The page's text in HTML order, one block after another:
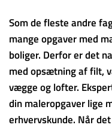
Som de fleste andre
mange opgaver med
boliger. Derfor er det
med opsætning af filt,
vægge og lofter.
din maleropgaver lige
erhvervskunde. Når